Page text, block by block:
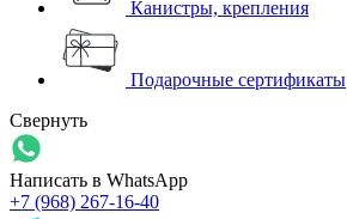
Канистры, крепления
Подарочные сертификаты
Свернуть
Написать в WhatsApp
+7 (968) 267-16-40